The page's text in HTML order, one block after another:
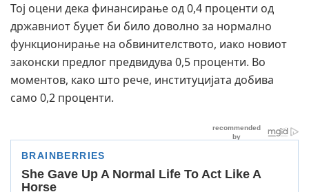
Тој оцени дека финансирање од 0,4 проценти од
државниот буџет би било доволно за нормално
функционирање на обвинителството, иако новиот
законски предлог предвидува 0,5 проценти. Во
моментов, како што рече, институцијата добива
само 0,2 проценти.